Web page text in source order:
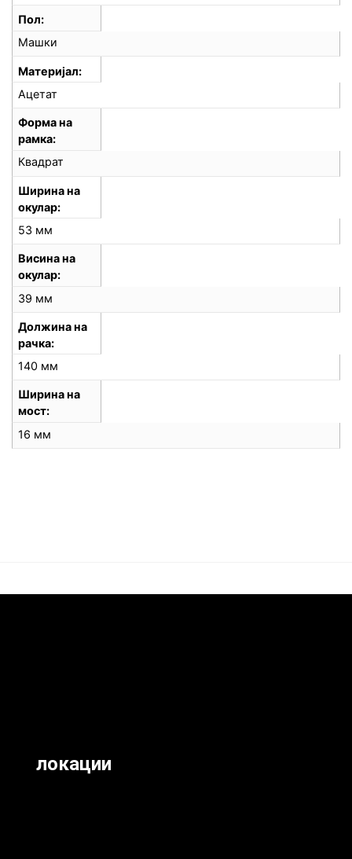
Пол
Машки
Материјал
Ацетат
Форма на
рамка
Квадрат
Ширина на
окулар
53 мм
Висина на
окулар
39 мм
Должина на
рачка
140 мм
Ширина на
мост
16 мм
локации